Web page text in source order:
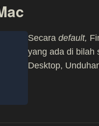
Secara default,
yang ada di bilah
Desktop,